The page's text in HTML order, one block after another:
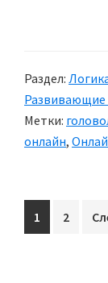
Раздел:
Развивающие
Метки:
онлайн,
Перейти
на
1 2